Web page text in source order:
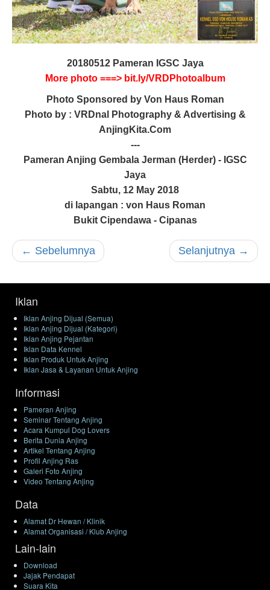
20180512 Pameran IGSC Jaya
More photo ===> bit.ly/VRDPhotoalbum
Photo Sponsored by Von Haus Roman
Photo by : VRDnal Photography & Advertising &
AnjingKita.Com
---
Pameran Anjing Gembala Jerman (Herder) - IGSC
Jaya
Sabtu, 12 May 2018
di lapangan : von Haus Roman
Bukit Cipendawa - Cipanas
← Sebelumnya Selanjutnya →
Iklan
Iklan Anjing Dijual (Semua)
Iklan Anjing Dijual (Kategori)
Iklan Anjing Pejantan
Iklan Data Kennel
Iklan Produk Untuk Anjing
Iklan Jasa & Layanan Untuk Anjing
Informasi
Pameran Anjing
Seminar Tentang Anjing
Acara Kumpul Dog Lovers
Berita Dunia Anjing
Artikel Tentang Anjing
Profil Anjing Ras
Galeri Foto Anjing
Video Tentang Anjing
Data
Alamat Dr Hewan / Klinik
Alamat Organisasi / Klub Anjing
Lain-lain
Download
Jajak Pendapat
Suara Kita